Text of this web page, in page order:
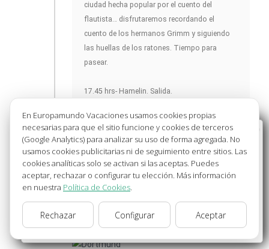
ciudad hecha popular por el cuento del
flautista… disfrutaremos recordando el
cuento de los hermanos Grimm y siguiendo
las huellas de los ratones. Tiempo para
pasear.
17.45 hrs- Hamelin. Salida.
realizamos un paseo junto al antiguo
ayuntamiento antes de dirigirnos a nuestro
hotel.
Nota:En algunas fechas, el alojamiento
podrá ser dado en alguna ciudad próxima.
Nota:
la Abadía de Corvey se encuentra
cerrada desde Noviembre hasta Febrero.
Bienvenido a Europamundo Vacaciones, está usted
en el sitio internacional de:
Wellcome to Europamundo Vacations, your in the
international site of:
España
cambiar/change
En Europamundo Vacaciones usamos cookies propias
necesarias para que el sitio funcione y cookies de terceros
(Google Analytics) para analizar su uso de forma agregada. No
usamos cookies publicitarias ni de seguimiento entre sitios. Las
cookies analíticas solo se activan si las aceptas. Puedes
aceptar, rechazar o configurar tu elección. Más información
en nuestra Política de Cookies.
Rechazar Configurar Aceptar